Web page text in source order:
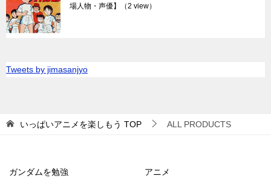
場人物・声優】
（2 view）
Tweets by jimasanjyo
いっぱいアニメを楽しもう TOP ALL PRODUCTS
ガンダムを勉強 アニメ